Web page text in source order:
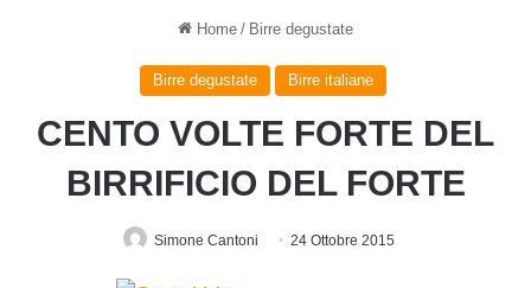
Home / Birre degustate
Birre degustate Birre italiane
CENTO VOLTE FORTE DEL
BIRRIFICIO DEL FORTE
Simone Cantoni 24 Ottobre 2015